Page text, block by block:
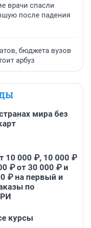
врачи спасли
после падения
бюджета вузов
арбуз
мира без
10 000 ₽, 10 000 ₽
₽ от 30 000 ₽ и
₽ на первый и
по
курсы